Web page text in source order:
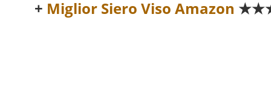
Miglior Siero Viso Amazon